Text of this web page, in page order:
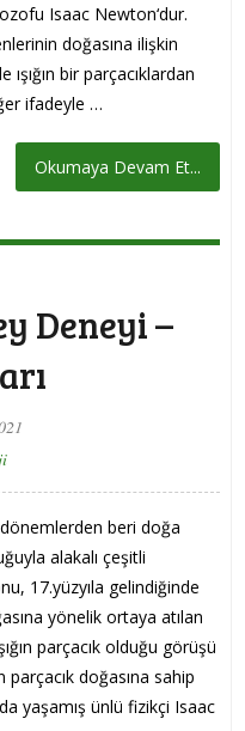
Isaac Newton‘dur.
doğasına ilişkin
bir parçacıklardan
ifadeyle …
Okumaya Devam Et...
Deneyi –
beri doğa
alakalı çeşitli
17.yüzyıla gelindiğinde
yönelik ortaya atılan
parçacık olduğu görüşü
parçacık doğasına sahip
yaşamış ünlü fizikçi Isaac